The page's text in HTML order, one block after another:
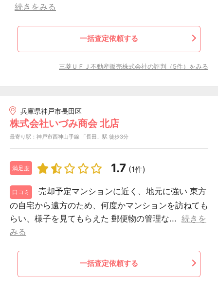
続きをみる
一括査定依頼する
三菱ＵＦＪ不動産販売株式会社の評判（5件）をみる
兵庫県神戸市長田区
株式会社いづみ商会 北店
最寄り駅：神戸市西神山手線 「長田」駅 徒歩3分
満足度 1.7 (1件)
口コミ
売却予定マンションに近く、地元に強い 東方
の自宅から遠方のため、何度かマンションを訪ねても
らい、様子を見てもらえた 郵便物の管理な... 続きを
みる
一括査定依頼する